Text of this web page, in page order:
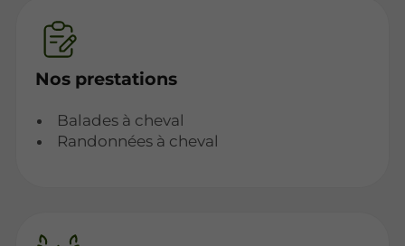
Nos prestations
Balades à cheval
Randonnées à cheval